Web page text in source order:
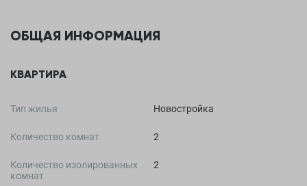
ОБЩАЯ ИНФОРМАЦИЯ
КВАРТИРА
Тип жилья Новостройка
Количество комнат 2
Количество изолированных
комнат
2